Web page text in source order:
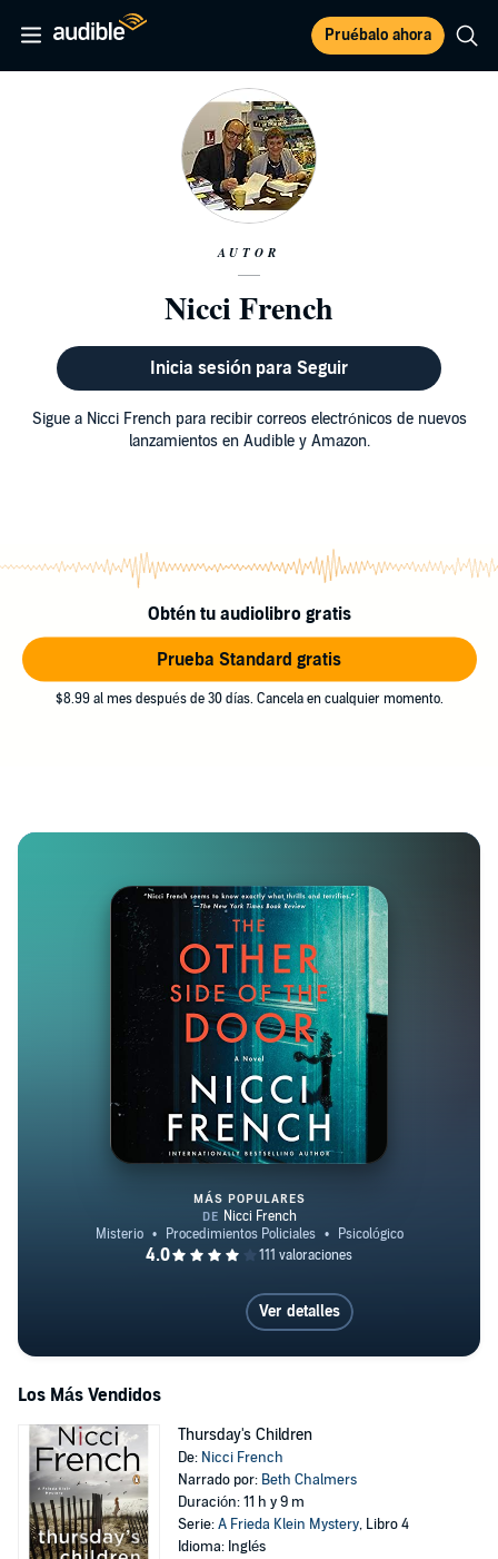
Pruébalo ahora
AUTOR
Nicci French
Inicia sesión para Seguir
Sigue a Nicci French para recibir correos electrónicos de nuevos
lanzamientos en Audible y Amazon.
Obtén tu audiolibro gratis
Prueba Standard gratis
$8.99 al mes después de 30 días. Cancela en cualquier momento.
The Other Side of the Door
MÁS POPULARES
Ver detalles
Los Más Vendidos
Thursday's Children
De: Nicci French
Narrado por: Beth Chalmers
Duración: 11 h y 9 m
Serie:A Frieda Klein Mystery, Libro 4
Idioma: Inglés